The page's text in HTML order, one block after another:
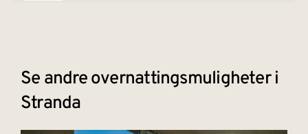
Se andre overnattingsmuligheter i
Stranda